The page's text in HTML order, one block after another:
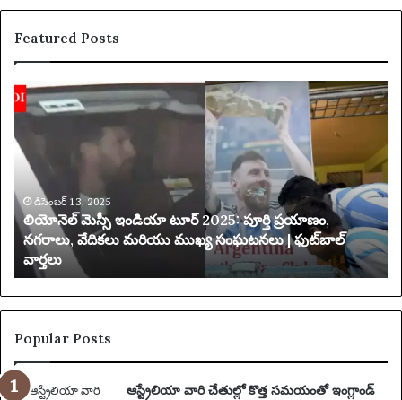
Featured Posts
లి
యో
ల్
మె
ఇం
డి
యా
టూ
ర్
2
0
2
:
పూ
డిసెంబర్ 13, 2025
లియోనెల్ మెస్సీ ఇండియా టూర్ 2025: పూర్తి ప్రయాణం,
నగరాలు, వేదికలు మరియు ముఖ్య సంఘటనలు | ఫుట్‌బాల్
వార్తలు
ది
Popular Posts
ఆస్ట్రేలియా వారి చేతుల్లో కొత్త సమయంతో ఇంగ్లాండ్